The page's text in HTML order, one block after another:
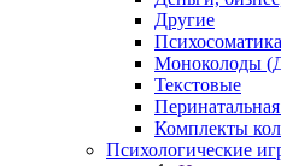
Другие
Моноколоды
Текстовые
Комплекты
Психологические